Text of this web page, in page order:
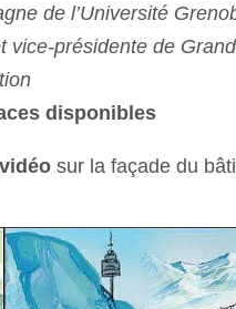
de l’Université
vice-présidente de
disponibles
vidéo sur la façade du